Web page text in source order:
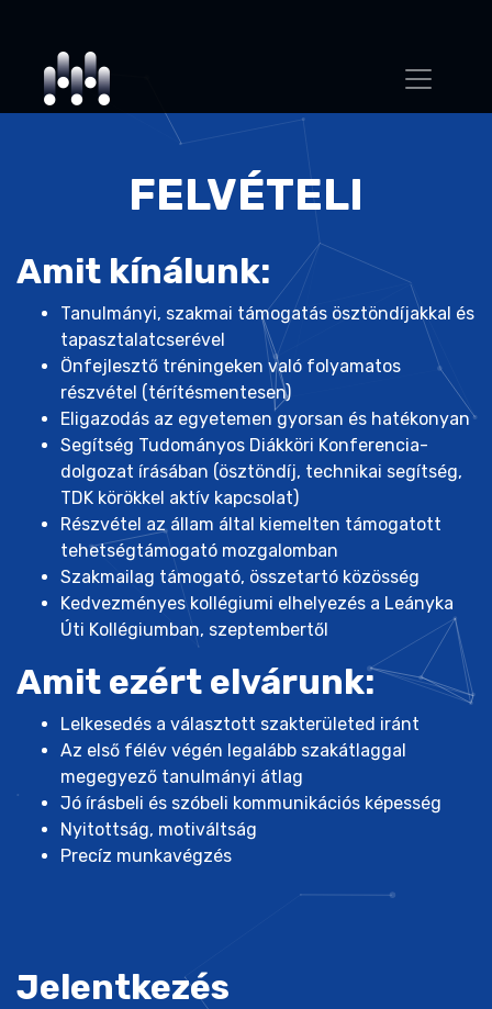
FELVÉTELI
Amit kínálunk:
Tanulmányi, szakmai támogatás ösztöndíjakkal és
tapasztalatcserével
Önfejlesztő tréningeken való folyamatos
részvétel (térítésmentesen)
Eligazodás az egyetemen gyorsan és hatékonyan
Segítség Tudományos Diákköri Konferencia-
dolgozat írásában (ösztöndíj, technikai segítség,
TDK körökkel aktív kapcsolat)
Részvétel az állam által kiemelten támogatott
tehetségtámogató mozgalomban
Szakmailag támogató, összetartó közösség
Kedvezményes kollégiumi elhelyezés a Leányka
Úti Kollégiumban, szeptembertől
Amit ezért elvárunk:
Lelkesedés a választott szakterületed iránt
Az első félév végén legalább szakátlaggal
megegyező tanulmányi átlag
Jó írásbeli és szóbeli kommunikációs képesség
Nyitottság, motiváltság
Precíz munkavégzés
Jelentkezés